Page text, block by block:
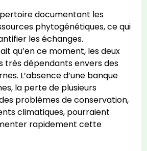
documentant les
phytogénétiques, ce qui
les échanges.
qu’en ce moment, les deux
très dépendants envers des
L’absence d’une banque
la perte de plusieurs
problèmes de conservation,
climatiques, pourraient
rapidement cette